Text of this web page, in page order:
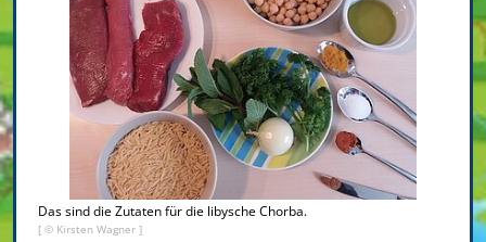
Das sind die Zutaten für die libysche Chorba.
[ © Kirsten Wagner ]